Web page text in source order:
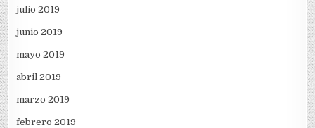
julio 2019
junio 2019
mayo 2019
abril 2019
marzo 2019
febrero 2019